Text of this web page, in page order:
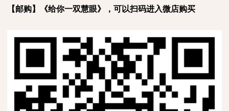
【邮购】《给你一双慧眼》，可以扫码进入微店购买